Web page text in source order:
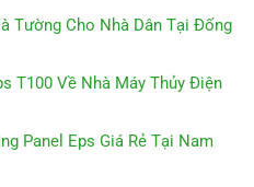
Tường Cho Nhà Dân Tại Đống
T100 Về Nhà Máy Thủy Điện
Panel Eps Giá Rẻ Tại Nam